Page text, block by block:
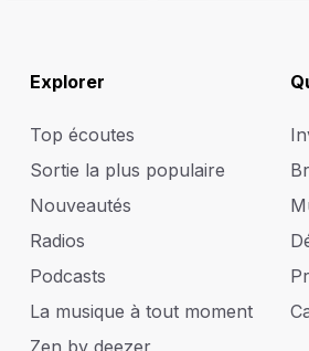
Explorer
Top écoutes
Sortie la plus populaire
Nouveautés
Radios
Podcasts
La musique à tout moment
Zen by deezer